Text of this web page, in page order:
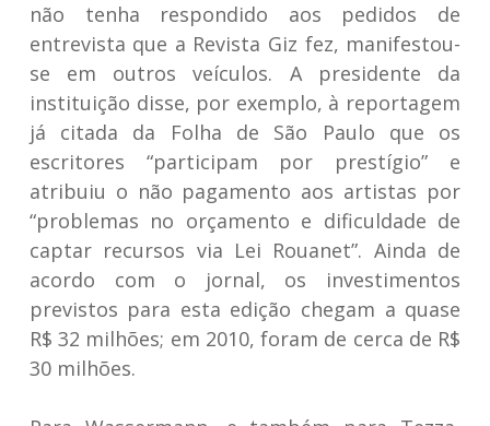
não tenha respondido aos pedidos de
entrevista que a Revista Giz fez, manifestou-
se em outros veículos. A presidente da
instituição disse, por exemplo, à reportagem
já citada da Folha de São Paulo que os
escritores “participam por prestígio” e
atribuiu o não pagamento aos artistas por
“problemas no orçamento e dificuldade de
captar recursos via Lei Rouanet”. Ainda de
acordo com o jornal, os investimentos
previstos para esta edição chegam a quase
R$ 32 milhões; em 2010, foram de cerca de R$
30 milhões.